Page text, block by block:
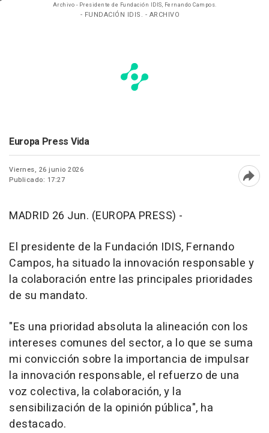
Archivo - Presidente de Fundación IDIS, Fernando Campos.
- FUNDACIÓN IDIS. - ARCHIVO
Europa Press Vida
Viernes, 26 junio 2026
Publicado: 17:27
MADRID 26 Jun. (EUROPA PRESS) -
El presidente de la Fundación IDIS, Fernando
Campos, ha situado la innovación responsable y
la colaboración entre las principales prioridades
de su mandato.
"Es una prioridad absoluta la alineación con los
intereses comunes del sector, a lo que se suma
mi convicción sobre la importancia de impulsar
la innovación responsable, el refuerzo de una
voz colectiva, la colaboración, y la
sensibilización de la opinión pública", ha
destacado.